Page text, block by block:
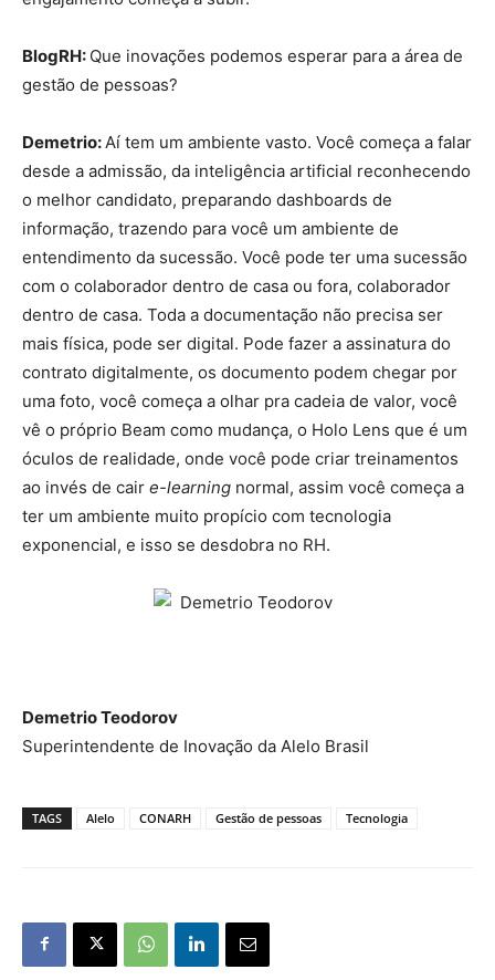
BlogRH: Que inovações podemos esperar para a área de
gestão de pessoas?
Demetrio: Aí tem um ambiente vasto. Você começa a falar
desde a admissão, da inteligência artificial reconhecendo
o melhor candidato, preparando dashboards de
informação, trazendo para você um ambiente de
entendimento da sucessão. Você pode ter uma sucessão
com o colaborador dentro de casa ou fora, colaborador
dentro de casa. Toda a documentação não precisa ser
mais física, pode ser digital. Pode fazer a assinatura do
contrato digitalmente, os documento podem chegar por
uma foto, você começa a olhar pra cadeia de valor, você
vê o próprio Beam como mudança, o Holo Lens que é um
óculos de realidade, onde você pode criar treinamentos
ao invés de cair e-learning normal, assim você começa a
ter um ambiente muito propício com tecnologia
exponencial, e isso se desdobra no RH.
Demetrio Teodorov
Superintendente de Inovação da Alelo Brasil
TAGS Alelo CONARH Gestão de pessoas Tecnologia